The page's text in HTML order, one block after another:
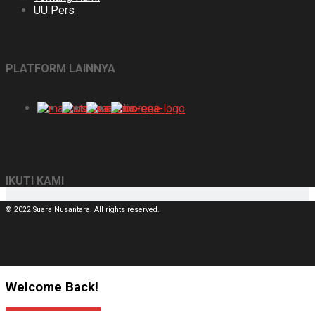
UU Pers
PLATFORM LAINNYA
IKUTI KAMI
© 2022 Suara Nusantara. All rights reserved.
Welcome Back!